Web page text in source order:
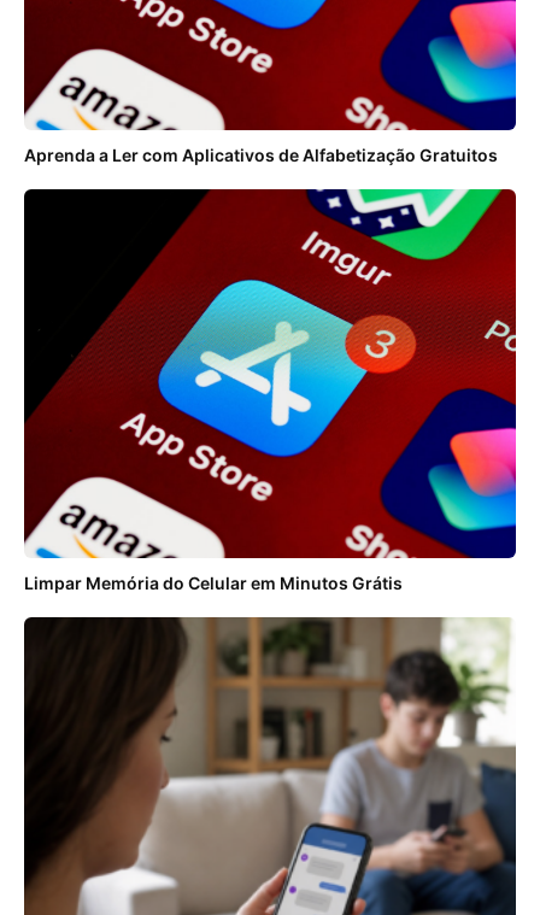
Aprenda a Ler com Aplicativos de Alfabetização Gratuitos
Limpar Memória do Celular em Minutos Grátis